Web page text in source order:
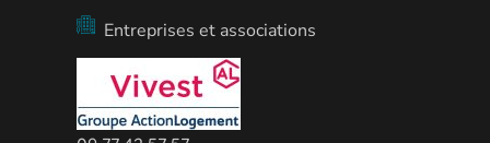
Entreprises et associations